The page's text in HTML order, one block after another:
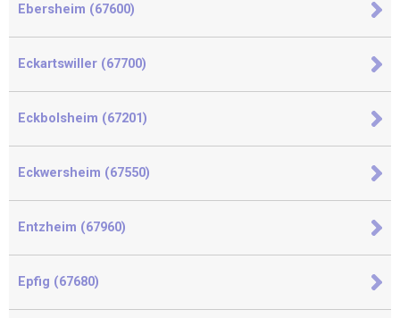
Ebersheim (67600)
Eckartswiller (67700)
Eckbolsheim (67201)
Eckwersheim (67550)
Entzheim (67960)
Epfig (67680)